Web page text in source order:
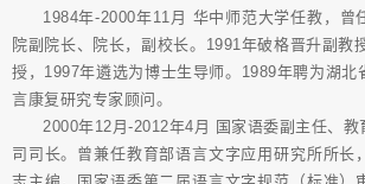
1984年-2000年11月 华中师范大学任教，曾
院副院长、院长，副校长。1991年破格晋升副教
授，1997年遴选为博士生导师。1989年聘为湖北
言康复研究专家顾问。
2000年12月-2012年4月 国家语委副主任、教
司司长。曾兼任教育部语言文字应用研究所所长